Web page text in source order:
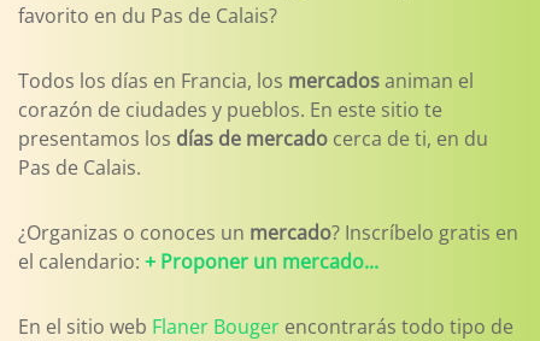
favorito en du Pas de Calais?
Todos los días en Francia, los mercadosaniman el
corazón de ciudades y pueblos. En este sitio te
presentamos los días de mercado cerca de ti, en du
Pas de Calais.
¿Organizas o conoces un mercado? Inscríbelo gratis en
el calendario: + Proponer un mercado...
En el sitio web Flaner Bouger encontrarás todo tipo de